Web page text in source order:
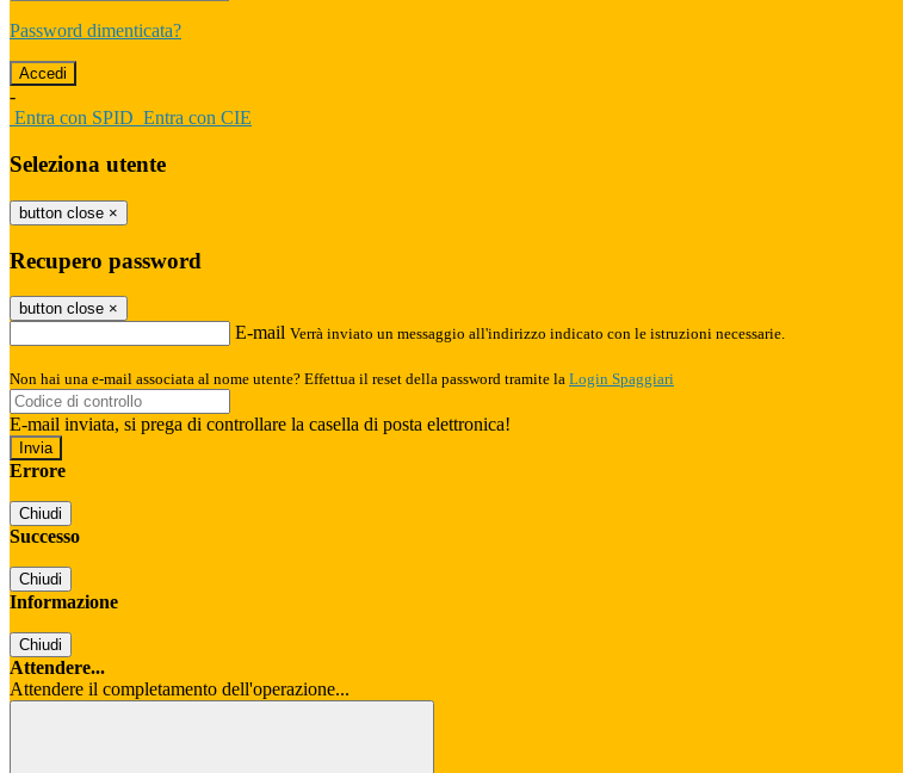
Password dimenticata?
-
Entra con SPID Entra con CIE
Seleziona utente
button close ×
Recupero password
button close ×
E-mail Verrà inviato un messaggio all'indirizzo indicato con le istruzioni necessarie.
Non hai una e-mail associata al nome utente? Effettua il reset della password tramite la Login Spaggiari
E-mail inviata, si prega di controllare la casella di posta elettronica!
Errore
Chiudi
Successo
Chiudi
Informazione
Chiudi
Attendere...
Attendere il completamento dell'operazione...